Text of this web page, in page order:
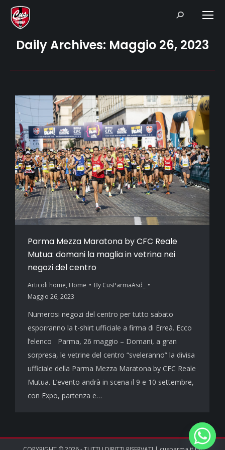
Search:
Daily Archives: Maggio 26, 2023
Parma Mezza Maratona by CFC Reale
Mutua: domani la maglia in vetrina nei
negozi del centro
Articoli home, Home By CusParmaAsd_
Maggio 26, 2023
Numerosi negozi del centro per tutto sabato
esporranno la t-shirt ufficiale a firma di Erreà. Ecco
l’elenco Parma, 26 maggio – Domani, a gran
sorpresa, le vetrine del centro “sveleranno” la divisa
ufficiale della Parma Mezza Maratona by CFC Reale
Mutua. L’evento andrà in scena il 9 e 10 settembre,
con Expo, partenza e…